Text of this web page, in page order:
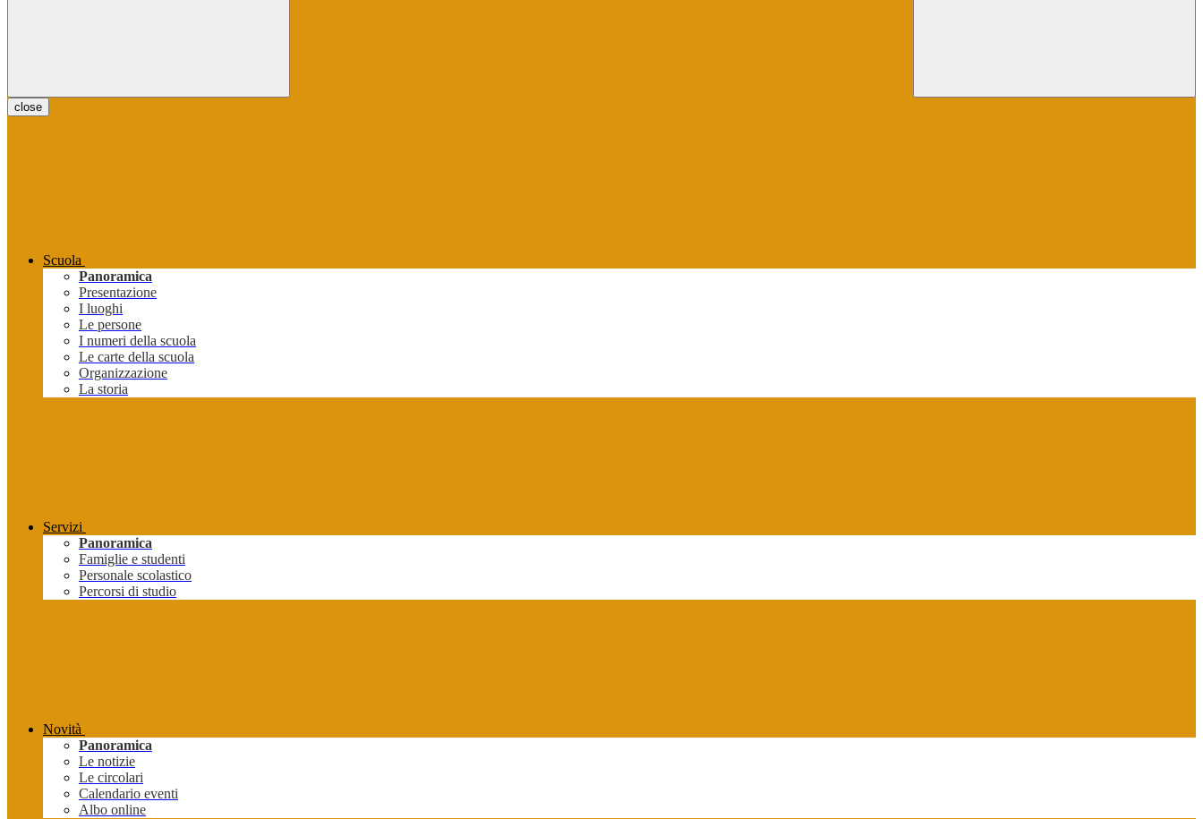
close
Scuola
Panoramica
Presentazione
I luoghi
Le persone
I numeri della scuola
Le carte della scuola
Organizzazione
La storia
Servizi
Panoramica
Famiglie e studenti
Personale scolastico
Percorsi di studio
Novità
Panoramica
Le notizie
Le circolari
Calendario eventi
Albo online